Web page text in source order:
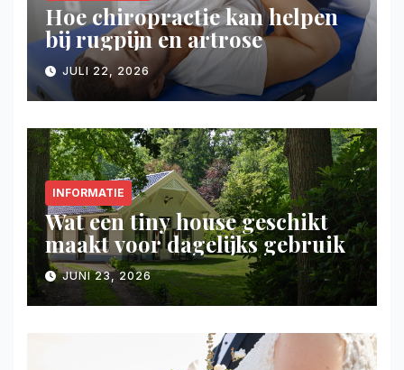
Hoe chiropractie kan helpen
bij rugpijn en artrose
JULI 22, 2026
INFORMATIE
Wat een tiny house geschikt
maakt voor dagelijks gebruik
JUNI 23, 2026